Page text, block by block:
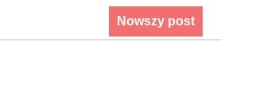
Nowszy post